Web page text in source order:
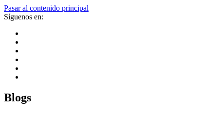
Pasar al contenido principal
Síguenos en:
Blogs